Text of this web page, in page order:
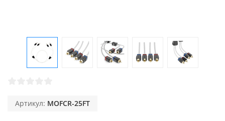
Артикул: MOFCR-25FT